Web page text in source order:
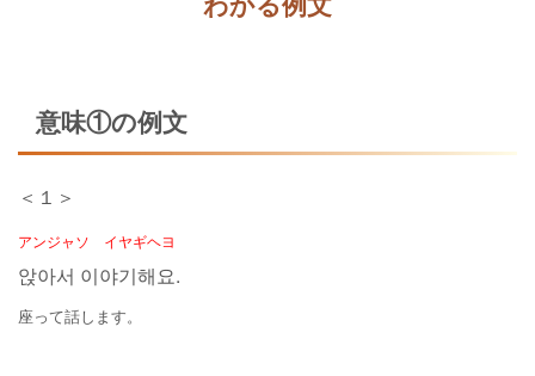
意味①の例文
＜１＞
アンジャソ イヤギヘヨ
앉아서 이야기해요.
座って話します。